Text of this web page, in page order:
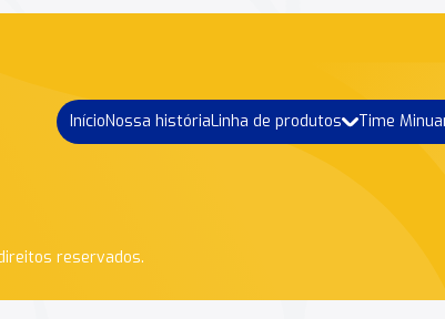
InícioNossa históriaLinha de produtos Time
reservados.